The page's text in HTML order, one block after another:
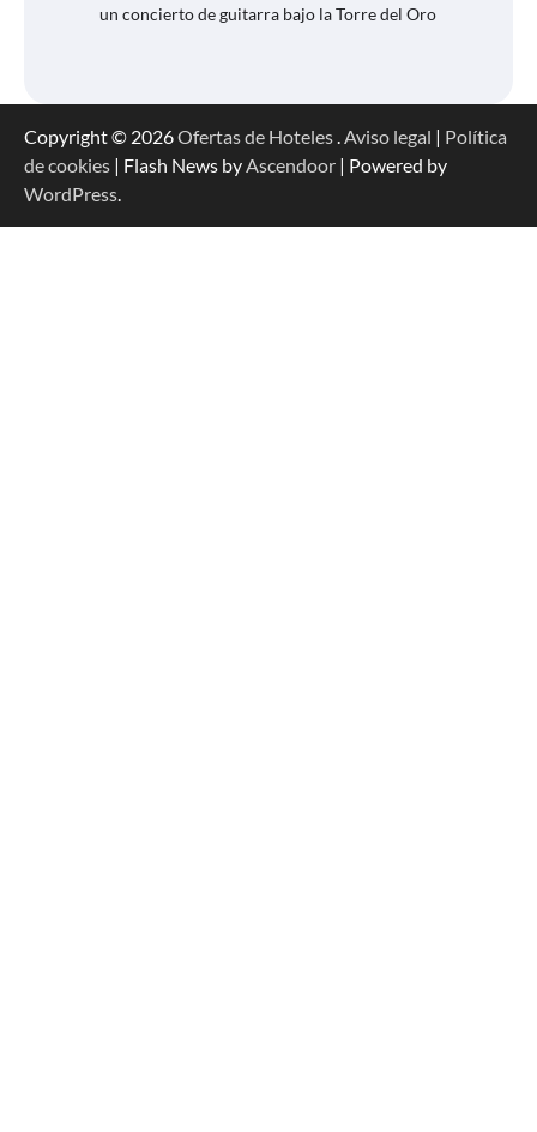
un concierto de guitarra bajo la Torre del Oro
Copyright © 2026Ofertas de Hoteles.Aviso legal | Política
de cookies | Flash News byAscendoor | Powered by
WordPress.